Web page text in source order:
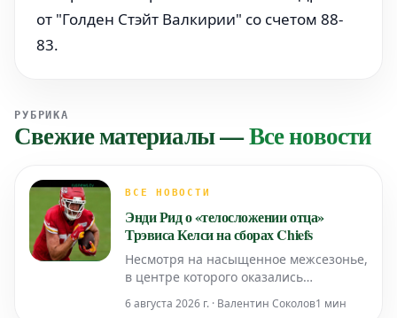
от "Голден Стэйт Валкирии" со счетом 88-
83.
РУБРИКА
Свежие материалы—Все новости
ВСЕ НОВОСТИ
Энди Рид о «телосложении отца»
Трэвиса Келси на сборах Chiefs
Несмотря на насыщенное межсезонье,
в центре которого оказались
исполнительницей Тейлор Свифт, у
6 августа 2026 г. · Валентин Соколов1 мин